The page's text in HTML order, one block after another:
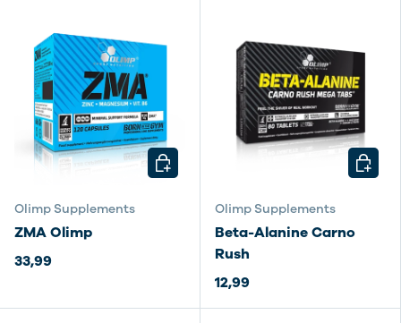
Olimp Supplements
ZMA Olimp
33,99
KIES MOGELIJKHEDEN
Olimp Supplements
Beta-Alanine Carno
Rush
12,99
KIES